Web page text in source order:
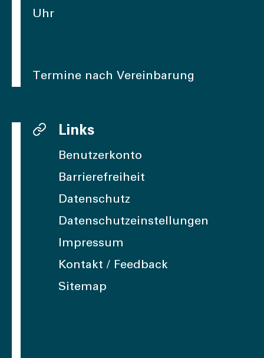
Uhr
Termine nach Vereinbarung
Links
Benutzerkonto
Barrierefreiheit
Datenschutz
Datenschutzeinstellungen
Impressum
Kontakt / Feedback
Sitemap